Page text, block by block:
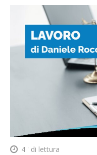
4 ' di lettura